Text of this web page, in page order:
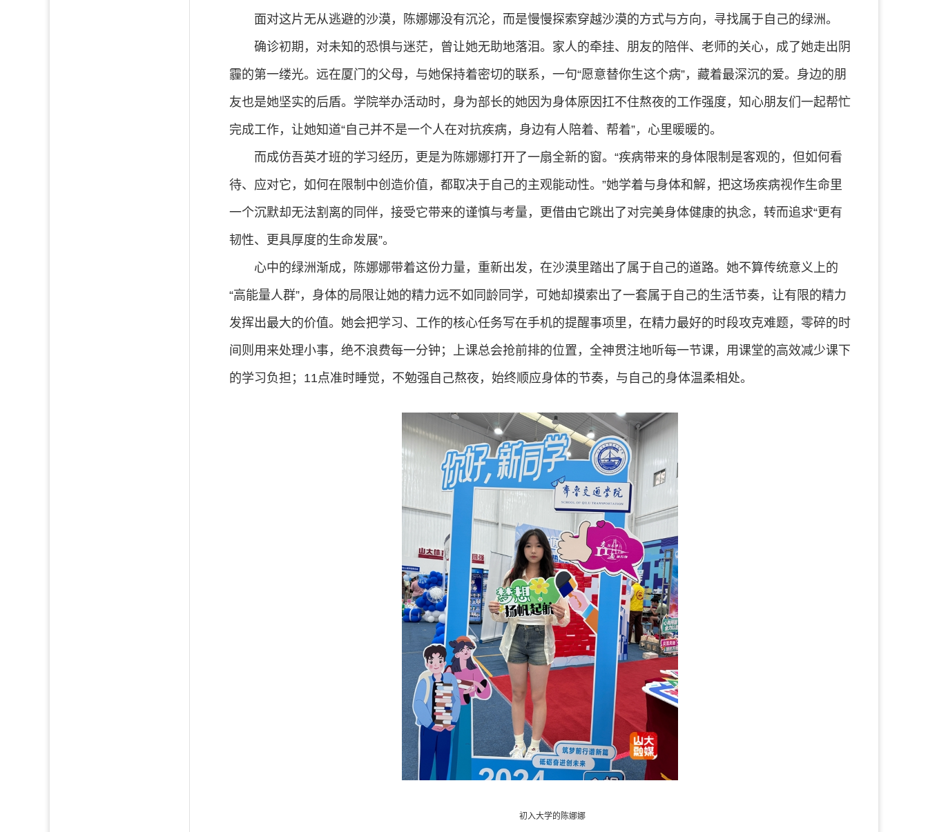
面对这片无从逃避的沙漠，陈娜娜没有沉沦，而是慢慢探索穿越沙漠的方式与方向，寻找属于自己的绿洲。
确诊初期，对未知的恐惧与迷茫，曾让她无助地落泪。家人的牵挂、朋友的陪伴、老师的关心，成了她走出阴
霾的第一缕光。远在厦门的父母，与她保持着密切的联系，一句“愿意替你生这个病”，藏着最深沉的爱。身边的朋
友也是她坚实的后盾。学院举办活动时，身为部长的她因为身体原因扛不住熬夜的工作强度，知心朋友们一起帮忙
完成工作，让她知道“自己并不是一个人在对抗疾病，身边有人陪着、帮着”，心里暖暖的。
而成仿吾英才班的学习经历，更是为陈娜娜打开了一扇全新的窗。“疾病带来的身体限制是客观的，但如何看
待、应对它，如何在限制中创造价值，都取决于自己的主观能动性。”她学着与身体和解，把这场疾病视作生命里
一个沉默却无法割离的同伴，接受它带来的谨慎与考量，更借由它跳出了对完美身体健康的执念，转而追求“更有
韧性、更具厚度的生命发展”。
心中的绿洲渐成，陈娜娜带着这份力量，重新出发，在沙漠里踏出了属于自己的道路。她不算传统意义上的
“高能量人群”，身体的局限让她的精力远不如同龄同学，可她却摸索出了一套属于自己的生活节奏，让有限的精力
发挥出最大的价值。她会把学习、工作的核心任务写在手机的提醒事项里，在精力最好的时段攻克难题，零碎的时
间则用来处理小事，绝不浪费每一分钟；上课总会抢前排的位置，全神贯注地听每一节课，用课堂的高效减少课下
的学习负担；11点准时睡觉，不勉强自己熬夜，始终顺应身体的节奏，与自己的身体温柔相处。
初入大学的陈娜娜